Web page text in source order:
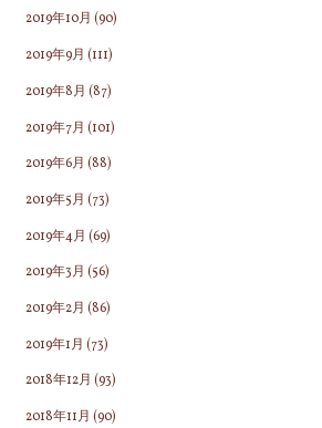
2019年10月 (90)
2019年9月 (111)
2019年8月 (87)
2019年7月 (101)
2019年6月 (88)
2019年5月 (73)
2019年4月 (69)
2019年3月 (56)
2019年2月 (86)
2019年1月 (73)
2018年12月 (93)
2018年11月 (90)